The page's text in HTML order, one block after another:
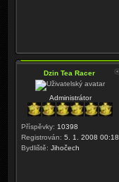
Dzin Tea Racer
Administrátor
Příspěvky: 10398
Registrován: 5. 1. 2008 00:18
Bydliště: Jihočech